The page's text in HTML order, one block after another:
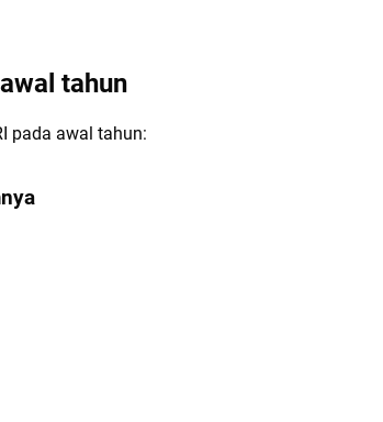
tahun
pada awal tahun: